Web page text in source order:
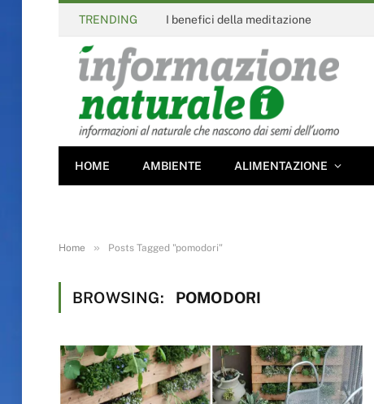
TRENDING I benefici della meditazione
HOME AMBIENTE ALIMENTAZIONE
Home » Posts Tagged "pomodori"
BROWSING: POMODORI